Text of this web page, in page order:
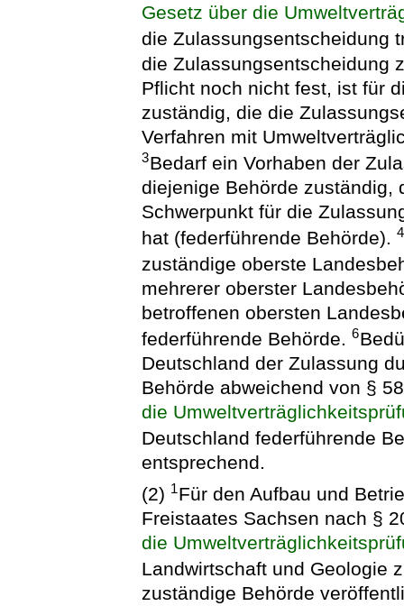
Gesetz über die
die Zulassungsentscheidung
die Zulassungsentscheidung
Pflicht noch nicht fest, ist für
zuständig, die die
Verfahren mit
3Bedarf ein Vorhaben der
diejenige Behörde zuständig,
Schwerpunkt für die
hat (federführende Behörde).4
zuständige oberste
mehrerer oberster
betroffenen obersten
federführende Behörde.6
Deutschland der Zulassung
Behörde abweichend von §
die
Deutschland federführende
entsprechend.
(2) 1Für den Aufbau und
Freistaates Sachsen nach §
die
Landwirtschaft und Geologie
zuständige Behörde